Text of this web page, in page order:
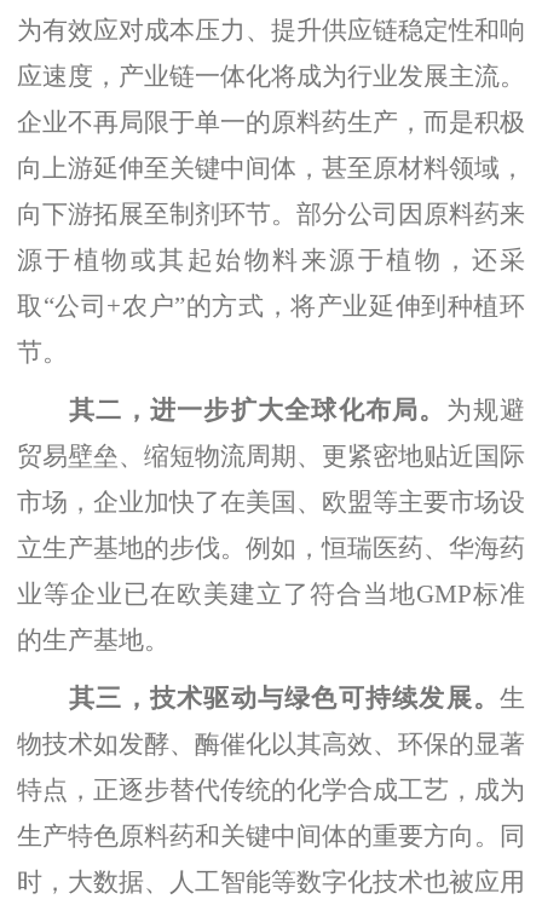
为有效应对成本压力、提升供应链稳定性和响
应速度，产业链一体化将成为行业发展主流。
企业不再局限于单一的原料药生产，而是积极
向上游延伸至关键中间体，甚至原材料领域，
向下游拓展至制剂环节。部分公司因原料药来
源于植物或其起始物料来源于植物，还采
取 “公司+农户”的方式，将产业延伸到种植环
节。
其二，进一步扩大全球化布局。 为规避
贸易壁垒、缩短物流周期、更紧密地贴近国际
市场，企业加快了在美国、欧盟等主要市场设
立生产基地的步伐。例如，恒瑞医药、华海药
业等企业已在欧美建立了符合当地GMP标准
的生产基地。
其三，技术驱动与绿色可持续发展。 生
物技术如发酵、酶催化以其高效、环保的显著
特点，正逐步替代传统的化学合成工艺，成为
生产特色原料药和关键中间体的重要方向。同
时，大数据、人工智能等数字化技术也被应用